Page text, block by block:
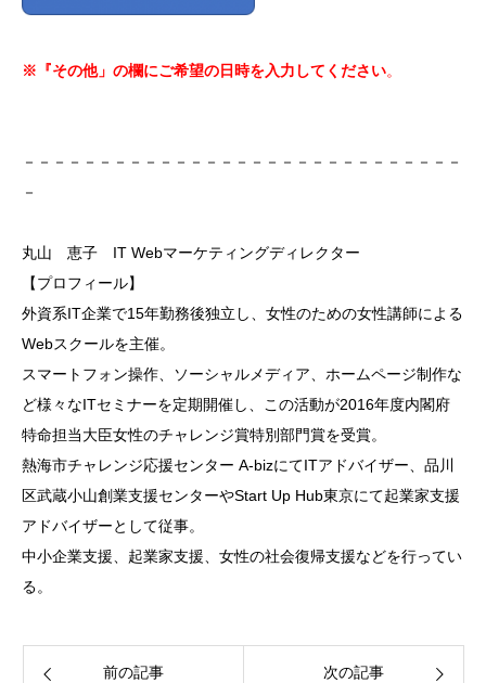
※『その他」の欄にご希望の日時を入力してください。
－－－－－－－－－－－－－－－－－－－－－－－－－－ －－－
－
丸山 恵子 IT Webマーケティングディレクター
【プロフィール】
外資系IT企業で15年勤務後独立し、女性のための女性講師による
Webスクールを主催。
スマートフォン操作、ソーシャルメディア、ホームページ制作な
ど様々なITセミナーを定期開催し、この活動が2016年度内閣府
特命担当大臣女性のチャレンジ賞特別部門賞を受賞。
熱海市チャレンジ応援センター A-bizにてITアドバイザー、品川
区武蔵小山創業支援センターやStart Up Hub東京にて起業家支援
アドバイザーとして従事。
中小企業支援、起業家支援、女性の社会復帰支援などを行ってい
る。
前の記事 次の記事